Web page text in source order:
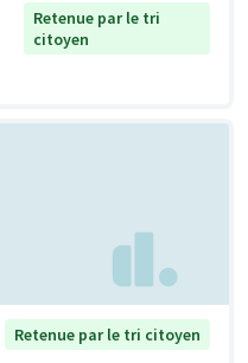
Retenue par le tri
citoyen
Retenue par le tri citoyen